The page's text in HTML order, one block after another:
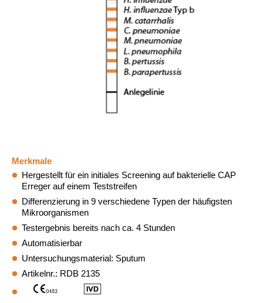
Merkmale
Hergestellt für ein initiales Screening auf bakterielle CAP
Erreger auf einem Teststreifen
Differenzierung in 9 verschiedene Typen der häufigsten
Mikroorganismen
Testergebnis bereits nach ca. 4 Stunden
Automatisierbar
Untersuchungsmaterial: Sputum
Artikelnr.: RDB 2135